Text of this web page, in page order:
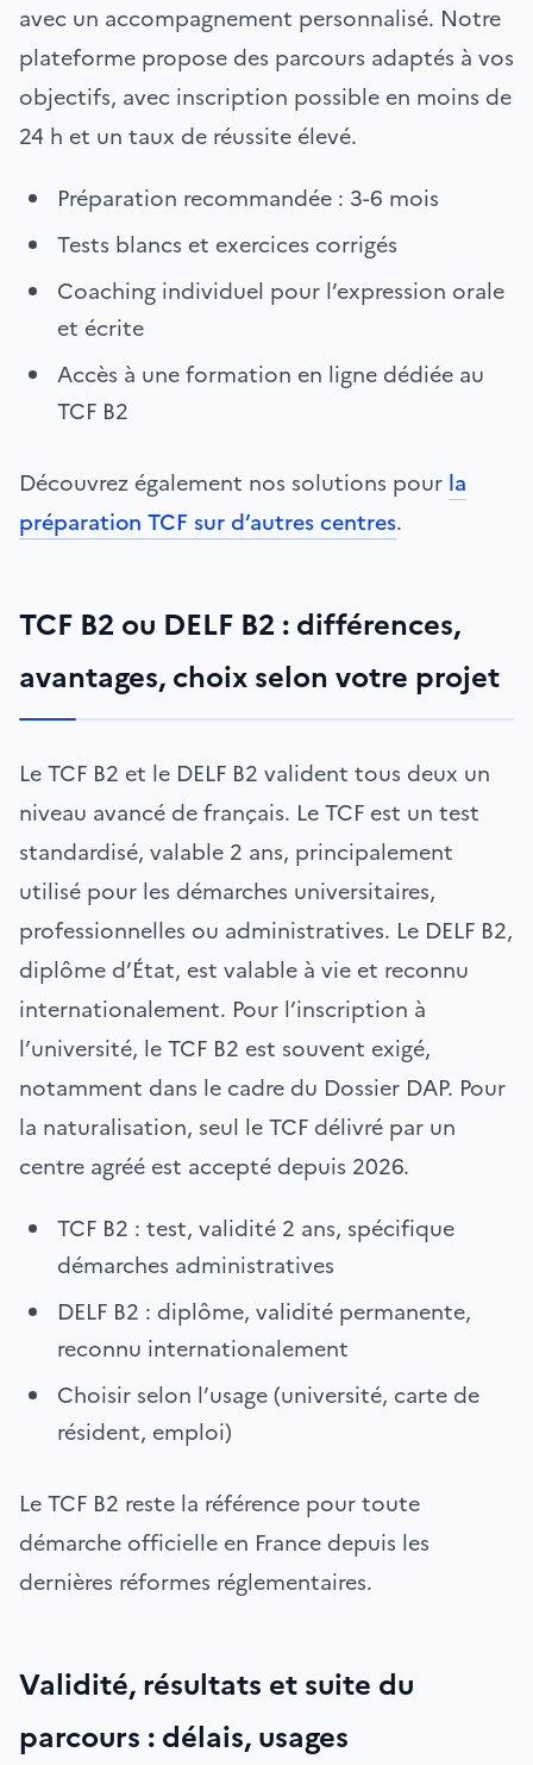
avec un accompagnement personnalisé. Notre
plateforme propose des parcours adaptés à vos
objectifs, avec inscription possible en moins de
24 h et un taux de réussite élevé.
Préparation recommandée : 3-6 mois
Tests blancs et exercices corrigés
Coaching individuel pour l’expression orale
et écrite
Accès à une formation en ligne dédiée au
TCF B2
Découvrez également nos solutions pour la
préparation TCF sur d’autres centres.
TCF B2 ou DELF B2 : différences,
avantages, choix selon votre projet
Le TCF B2 et le DELF B2 valident tous deux un
niveau avancé de français. Le TCF est un test
standardisé, valable 2 ans, principalement
utilisé pour les démarches universitaires,
professionnelles ou administratives. Le DELF B2,
diplôme d’État, est valable à vie et reconnu
internationalement. Pour l’inscription à
l’université, le TCF B2 est souvent exigé,
notamment dans le cadre du Dossier DAP. Pour
la naturalisation, seul le TCF délivré par un
centre agréé est accepté depuis 2026.
TCF B2 : test, validité 2 ans, spécifique
démarches administratives
DELF B2 : diplôme, validité permanente,
reconnu internationalement
Choisir selon l’usage (université, carte de
résident, emploi)
Le TCF B2 reste la référence pour toute
démarche officielle en France depuis les
dernières réformes réglementaires.
Validité, résultats et suite du
parcours : délais, usages